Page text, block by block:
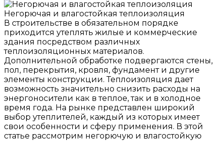
Негорючая и влагостойкая теплоизоляция
В строительстве в обязательном порядке
приходится утеплять жилые и коммерческие
здания посредством различных
теплоизоляционных материалов.
Дополнительной обработке подвергаются стены,
пол, перекрытия, кровля, фундамент и другие
элементы конструкции. Теплоизоляция дает
возможность значительно снизить расходы на
энергоносители как в теплое, так и в холодное
время года. На рынке представлен широкий
выбор утеплителей, каждый из которых имеет
свои особенности и сферу применения. В этой
статье рассмотрим негорючую и влагостойкую